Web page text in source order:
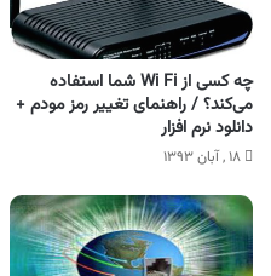
چه کسی از Wi Fi شما استفاده
می‌کند؟ / راهنمای تغییر رمز مودم +
دانلود نرم افزار
۱۸ , آبان ۱۳۹۳